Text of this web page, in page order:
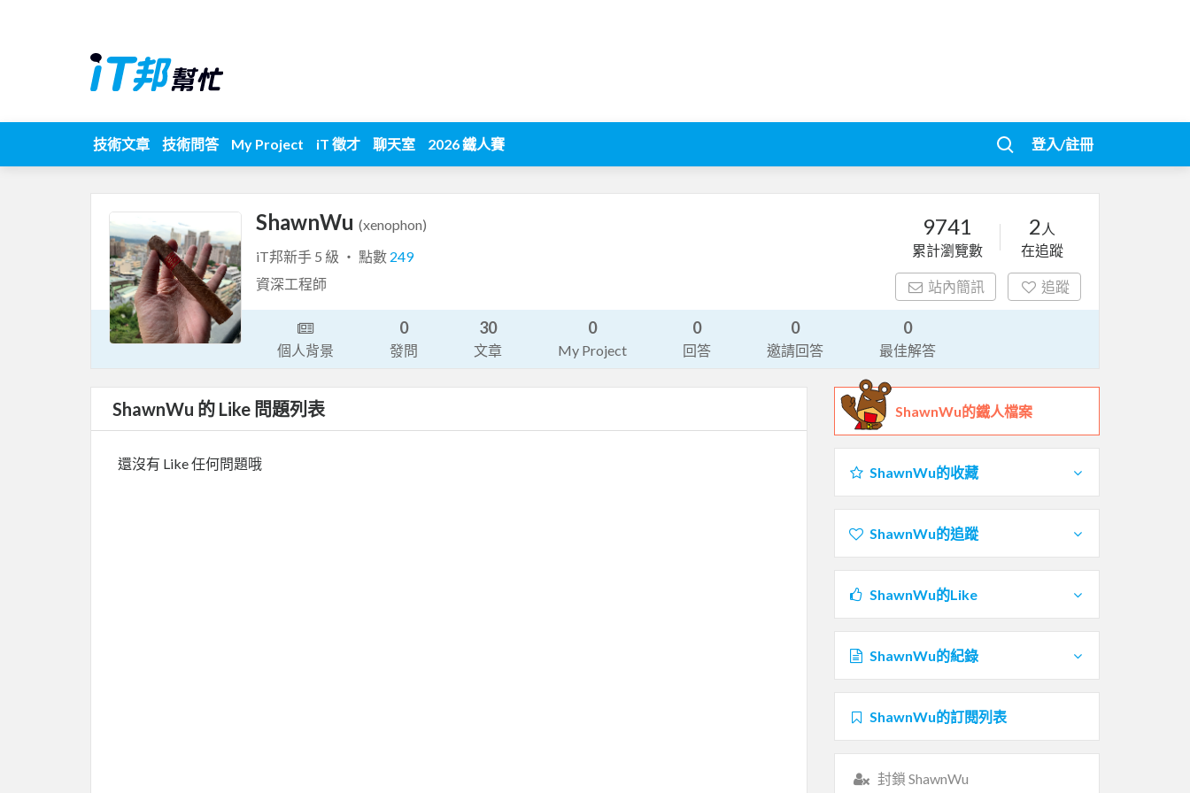
技術文章 技術問答 My Project iT 徵才 聊天室 2026 鐵人賽 登入/註冊
ShawnWu (xenophon)
iT邦新手 5 級 ‧ 點數 249
資深工程師
9741
累計瀏覽數
2 人
在追蹤
站內簡訊 追蹤
個人背景
0
發問
30
文章
0
My Project
0
回答
0
邀請回答
0
最佳解答
ShawnWu 的 Like 問題列表
還沒有 Like 任何問題哦
ShawnWu的鐵人檔案
ShawnWu的收藏
ShawnWu的追蹤
ShawnWu的Like
ShawnWu的紀錄
ShawnWu的訂閱列表
封鎖 ShawnWu